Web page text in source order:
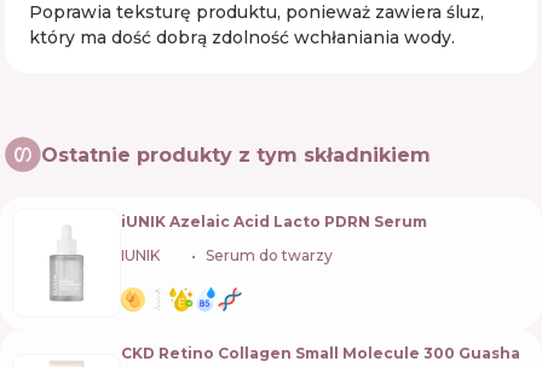
Poprawia teksturę produktu, ponieważ zawiera śluz,
który ma dość dobrą zdolność wchłaniania wody.
Ostatnie produkty z tym składnikiem
iUNIK Azelaic Acid Lacto PDRN Serum
IUNIK
Serum do twarzy
CKD Retino Collagen Small Molecule 300 Guasha